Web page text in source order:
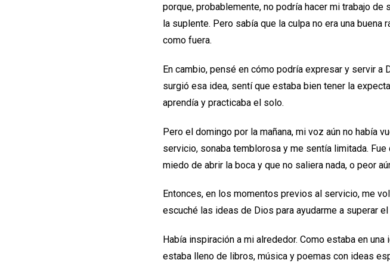
porque, probablemente, no podría hacer mi trabajo
la suplente. Pero sabía que la culpa no era una
como fuera.
En cambio, pensé en cómo podría expresar y servir
surgió esa idea, sentí que estaba bien tener la
aprendía y practicaba el solo.
Pero el domingo por la mañana, mi voz aún no había
servicio, sonaba temblorosa y me sentía limitada.
miedo de abrir la boca y que no saliera nada, o peor
Entonces, en los momentos previos al servicio, me
escuché las ideas de Dios para ayudarme a superar el
Había inspiración a mi alrededor. Como estaba en
estaba lleno de libros, música y poemas con ideas